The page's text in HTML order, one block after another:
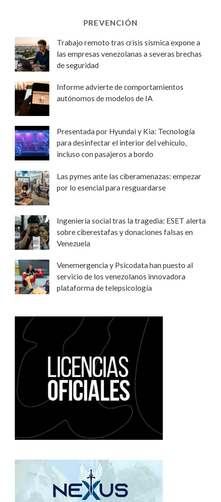
PREVENCIÓN
Trabajo remoto tras crisis sísmica expone a
las empresas venezolanas a severas brechas
de seguridad
Informe advierte de comportamientos
autónomos de modelos de IA
Presentada por Hyundai y Kia: Tecnología
para desinfectar el interior del vehículo,
incluso con pasajeros a bordo
Las pymes ante las ciberamenazas: empezar
por lo esencial para resguardarse
Ingeniería social tras la tragedia: ESET alerta
sobre ciberestafas y donaciones falsas en
Venezuela
Venemergencia y Psicodata han puesto al
servicio de los venezolanos innovadora
plataforma de telepsicología